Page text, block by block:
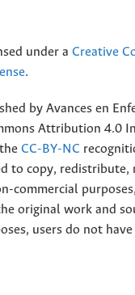
under a Creative
.
by Avances en
Attribution 4.0
CC-BY-NC
to copy,
commercial
original work and
users do not